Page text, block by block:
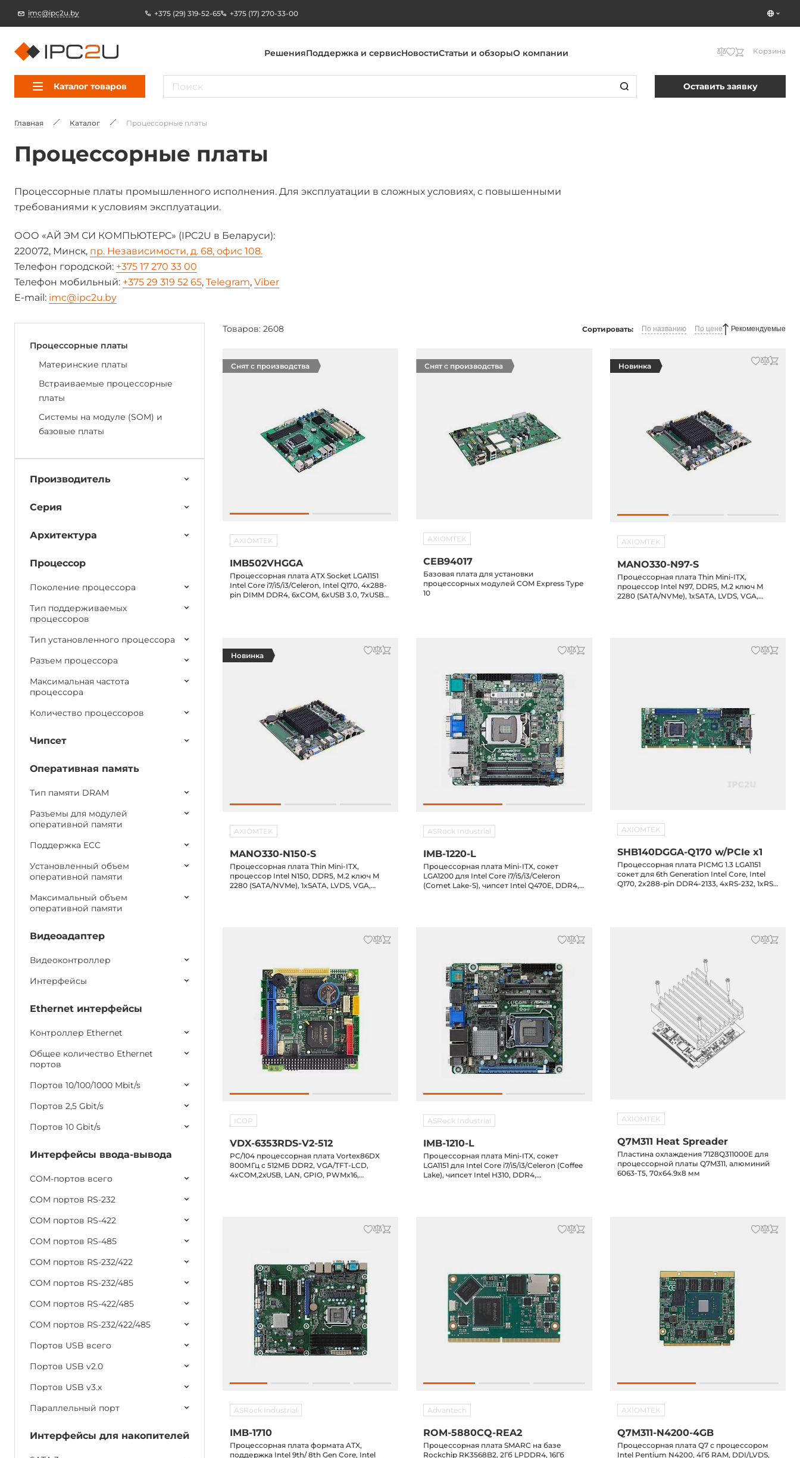
imc@ipc2u.by +375 (29) 319-52-65 +375 (17) 270-33-00
РешенияПоддержка и сервисНовостиСтатьи и обзорыО компании Корзина
Каталог товаров Оставить заявку
Главная Каталог Процессорные платы
Процессорные платы
Процессорные платы промышленного исполнения. Для эксплуатации в сложных условиях, с повышенными
требованиями к условиям эксплуатации.
ООО «АЙ ЭМ СИ КОМПЬЮТЕРС» (IPC2U в Беларуси):
220072, Минск, пр. Независимости, д. 68, офис 108.
Телефон городской: +375 17 270 33 00
Телефон мобильный: +375 29 319 52 65, Telegram, Viber
E-mail: imc@ipc2u.by
Процессорные платы
Материнские платы
Встраиваемые процессорные
платы
Системы на модуле (SOM) и
базовые платы
Производитель
Серия
Архитектура
Процессор
Поколение процессора
Тип поддерживаемых
процессоров
Тип установленного процессора
Разъем процессора
Максимальная частота
процессора
Количество процессоров
Чипсет
Оперативная память
Тип памяти DRAM
Разъемы для модулей
оперативной памяти
Поддержка ECC
Установленный объем
оперативной памяти
Максимальный объем
оперативной памяти
Видеоадаптер
Видеоконтроллер
Интерфейсы
Ethernet интерфейсы
Контроллер Ethernet
Общее количество Ethernet
портов
Портов 10/100/1000 Mbit/s
Портов 2,5 Gbit/s
Портов 10 Gbit/s
Интерфейсы ввода-вывода
COM-портов всего
COM портов RS-232
COM портов RS-422
COM портов RS-485
COM портов RS-232/422
COM портов RS-232/485
COM портов RS-422/485
COM портов RS-232/422/485
Портов USB всего
Портов USB v2.0
Портов USB v3.x
Параллельный порт
Интерфейсы для накопителей
Товаров: 2608 Сортировать: По названию По цене Рекомендуемые
Снят с производства
AXIOMTEK
IMB502VHGGA
Процессорная плата ATX Socket LGA1151
Intel Core i7/i5/i3/Celeron, Intel Q170, 4x288-
pin DIMM DDR4, 6xCOM, 6xUSB 3.0, 7xUSB
Снят с производства
AXIOMTEK
CEB94017
Базовая плата для установки
процессорных модулей COM Express Type
10
Новинка
AXIOMTEK
MANO330-N97-S
Процессорная плата Thin Mini-ITX,
процессор Intel N97, DDR5, M.2 ключ M
2280 (SATA/NVMe), 1xSATA, LVDS, VGA,
Новинка
AXIOMTEK
MANO330-N150-S
Процессорная плата Thin Mini-ITX,
процессор Intel N150, DDR5, M.2 ключ M
2280 (SATA/NVMe), 1xSATA, LVDS, VGA,
ASRock Industrial
IMB-1220-L
Процессорная плата Mini-ITX, сокет
LGA1200 для Intel Core i7/i5/i3/Celeron
(Comet Lake-S), чипсет Intel Q470E, DDR4,
AXIOMTEK
SHB140DGGA-Q170 w/PCIe x1
Процессорная плата PICMG 1.3 LGA1151
сокет для 6th Generation Intel Core, Intel
Q170, 2x288-pin DDR4-2133, 4xRS-232, 1xRS-
ICOP
VDX-6353RDS-V2-512
PC/104 процессорная плата Vortex86DX
800МГц c 512MБ DDR2, VGA/TFT-LCD,
4xCOM,2хUSB, LAN, GPIO, PWMx16,
ASRock Industrial
IMB-1210-L
Процессорная плата Mini-ITX, сокет
LGA1151 для Intel Core i7/i5/i3/Celeron (Coffee
Lake), чипсет Intel H310, DDR4,
AXIOMTEK
Q7M311 Heat Spreader
Пластина охлаждения 7128Q311000E для
процессорной платы Q7M311, алюминий
6063-T5, 70x64.9x8 мм
ASRock Industrial
IMB-1710
Процессорная плата формата ATX,
поддержка Intel 9th/ 8th Gen Core, Intel
Advantech
ROM-5880CQ-REA2
Процессорная плата SMARC на базе
Rockchip RK3568B2, 2Гб LPDDR4, 16Гб
AXIOMTEK
Q7M311-N4200-4GB
Процессорная плата Q7 с процессором
Intel Pentium N4200, 4Гб RAM, DDI/LVDS,